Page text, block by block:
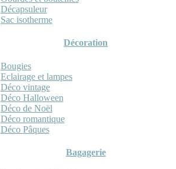
Décapsuleur
Sac isotherme
Décoration
Bougies
Eclairage et lampes
Déco vintage
Déco Halloween
Déco de Noël
Déco romantique
Déco Pâques
Bagagerie